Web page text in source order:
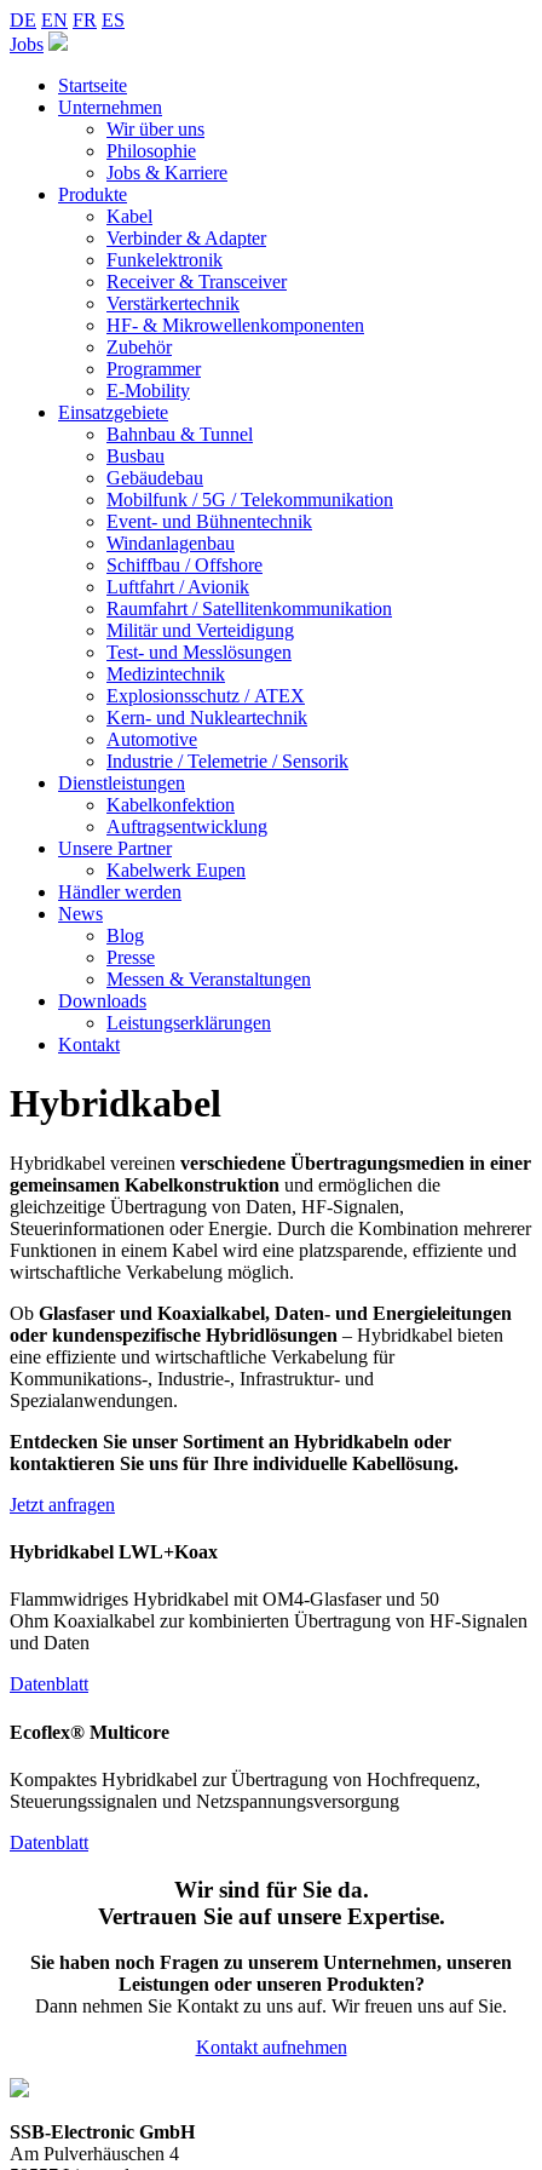
DE EN FR ES
Jobs
Startseite
Unternehmen
Wir über uns
Philosophie
Jobs & Karriere
Produkte
Kabel
Verbinder & Adapter
Funkelektronik
Receiver & Transceiver
Verstärkertechnik
HF- & Mikrowellenkomponenten
Zubehör
Programmer
E-Mobility
Einsatzgebiete
Bahnbau & Tunnel
Busbau
Gebäudebau
Mobilfunk / 5G / Telekommunikation
Event- und Bühnentechnik
Windanlagenbau
Schiffbau / Offshore
Luftfahrt / Avionik
Raumfahrt / Satellitenkommunikation
Militär und Verteidigung
Test- und Messlösungen
Medizintechnik
Explosionsschutz / ATEX
Kern- und Nukleartechnik
Automotive
Industrie / Telemetrie / Sensorik
Dienstleistungen
Kabelkonfektion
Auftragsentwicklung
Unsere Partner
Kabelwerk Eupen
Händler werden
News
Blog
Presse
Messen & Veranstaltungen
Downloads
Leistungserklärungen
Kontakt
Hybridkabel
Hybridkabel vereinen verschiedene Übertragungsmedien in einer
gemeinsamen Kabelkonstruktion und ermöglichen die
gleichzeitige Übertragung von Daten, HF-Signalen,
Steuerinformationen oder Energie. Durch die Kombination mehrerer
Funktionen in einem Kabel wird eine platzsparende, effiziente und
wirtschaftliche Verkabelung möglich.
Ob Glasfaser und Koaxialkabel, Daten- und Energieleitungen
oder kundenspezifische Hybridlösungen – Hybridkabel bieten
eine effiziente und wirtschaftliche Verkabelung für
Kommunikations-, Industrie-, Infrastruktur- und
Spezialanwendungen.
Entdecken Sie unser Sortiment an Hybridkabeln oder
kontaktieren Sie uns für Ihre individuelle Kabellösung.
Jetzt anfragen
Hybridkabel LWL+Koax
Flammwidriges Hybridkabel mit OM4-Glasfaser und 50
Ohm Koaxialkabel zur kombinierten Übertragung von HF-Signalen
und Daten
Datenblatt
Ecoflex® Multicore
Kompaktes Hybridkabel zur Übertragung von Hochfrequenz,
Steuerungssignalen und Netzspannungsversorgung
Datenblatt
Wir sind für Sie da.
Vertrauen Sie auf unsere Expertise.
Sie haben noch Fragen zu unserem Unternehmen, unseren
Leistungen oder unseren Produkten?
Dann nehmen Sie Kontakt zu uns auf. Wir freuen uns auf Sie.
Kontakt aufnehmen
SSB-Electronic GmbH
Am Pulverhäuschen 4